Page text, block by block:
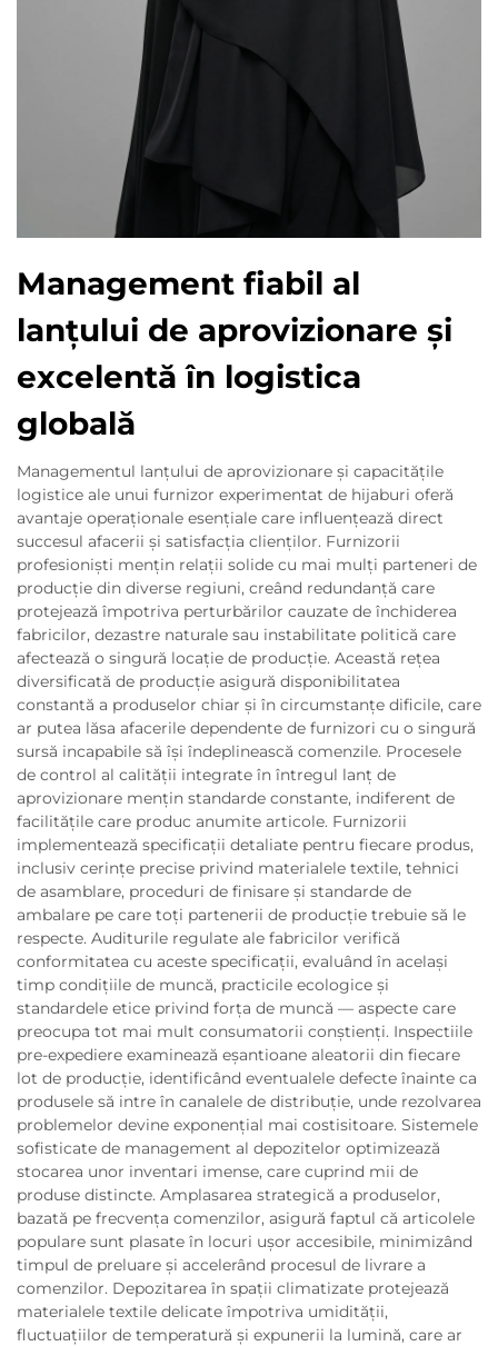
Management fiabil al
lanțului de aprovizionare și
excelentă în logistica
globală
Managementul lanțului de aprovizionare și capacitățile
logistice ale unui furnizor experimentat de hijaburi oferă
avantaje operaționale esențiale care influențează direct
succesul afacerii și satisfacția clienților. Furnizorii
profesioniști mențin relații solide cu mai mulți parteneri de
producție din diverse regiuni, creând redundanță care
protejează împotriva perturbărilor cauzate de închiderea
fabricilor, dezastre naturale sau instabilitate politică care
afectează o singură locație de producție. Această rețea
diversificată de producție asigură disponibilitatea
constantă a produselor chiar și în circumstanțe dificile, care
ar putea lăsa afacerile dependente de furnizori cu o singură
sursă incapabile să își îndeplinească comenzile. Procesele
de control al calității integrate în întregul lanț de
aprovizionare mențin standarde constante, indiferent de
facilitățile care produc anumite articole. Furnizorii
implementează specificații detaliate pentru fiecare produs,
inclusiv cerințe precise privind materialele textile, tehnici
de asamblare, proceduri de finisare și standarde de
ambalare pe care toți partenerii de producție trebuie să le
respecte. Auditurile regulate ale fabricilor verifică
conformitatea cu aceste specificații, evaluând în același
timp condițiile de muncă, practicile ecologice și
standardele etice privind forța de muncă — aspecte care
preocupa tot mai mult consumatorii conștienți. Inspectiile
pre-expediere examinează eșantioane aleatorii din fiecare
lot de producție, identificând eventualele defecte înainte ca
produsele să intre în canalele de distribuție, unde rezolvarea
problemelor devine exponențial mai costisitoare. Sistemele
sofisticate de management al depozitelor optimizează
stocarea unor inventari imense, care cuprind mii de
produse distincte. Amplasarea strategică a produselor,
bazată pe frecvența comenzilor, asigură faptul că articolele
populare sunt plasate în locuri ușor accesibile, minimizând
timpul de preluare și accelerând procesul de livrare a
comenzilor. Depozitarea în spații climatizate protejează
materialele textile delicate împotriva umidității,
fluctuațiilor de temperatură și expunerii la lumină, care ar